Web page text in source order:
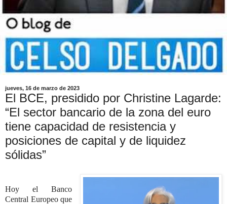
jueves, 16 de marzo de 2023
El BCE, presidido por Christine Lagarde:
“El sector bancario de la zona del euro
tiene capacidad de resistencia y
posiciones de capital y de liquidez
sólidas”
Hoy el Banco
Central Europeo que